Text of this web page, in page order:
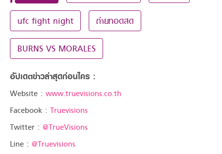
ufc fight night ถ่ายทอดสด
BURNS VS MORALES
อัปเดตข่าวล่าสุดก่อนใคร :
Website : www.truevisions.co.th
Facebook : Truevisions
Twitter : @TrueVisions
Line : @Truevisions